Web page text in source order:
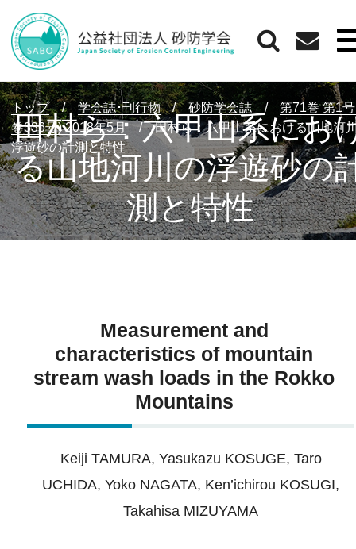
田村ら：六甲山系にお
る山地河川の浮遊砂の
測と特性
トップ / 学会誌･刊行物 / 砂防学会誌 /
第71巻 第1
巻336号) 2018年5月
/
田村ら：六甲山系における山地河
浮遊砂の計測と特性
Measurement and
characteristics of mountain
stream wash loads in the Rokko
Mountains
Keiji TAMURA, Yasukazu KOSUGE, Taro
UCHIDA, Yoko NAGATA, Ken’ichirou KOSUGI,
Takahisa MIZUYAMA